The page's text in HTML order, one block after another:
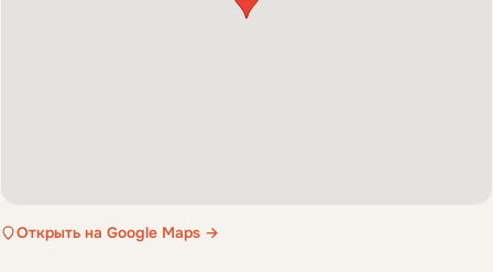
Открыть на Google Maps →